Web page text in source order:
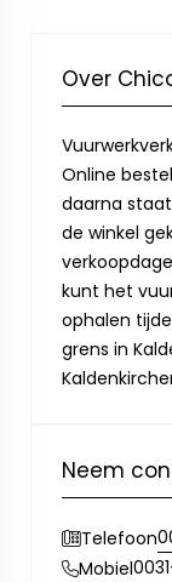
Over
Online
daarna
de winkel
kunt het
ophalen
grens in
Neem
Telefoon
Mobiel